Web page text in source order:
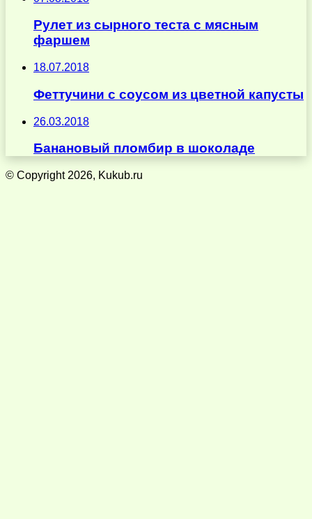
Рулет из сырного теста с мясным
фаршем
18.07.2018
Феттучини с соусом из цветной капусты
26.03.2018
Банановый пломбир в шоколаде
© Copyright 2026, Kukub.ru